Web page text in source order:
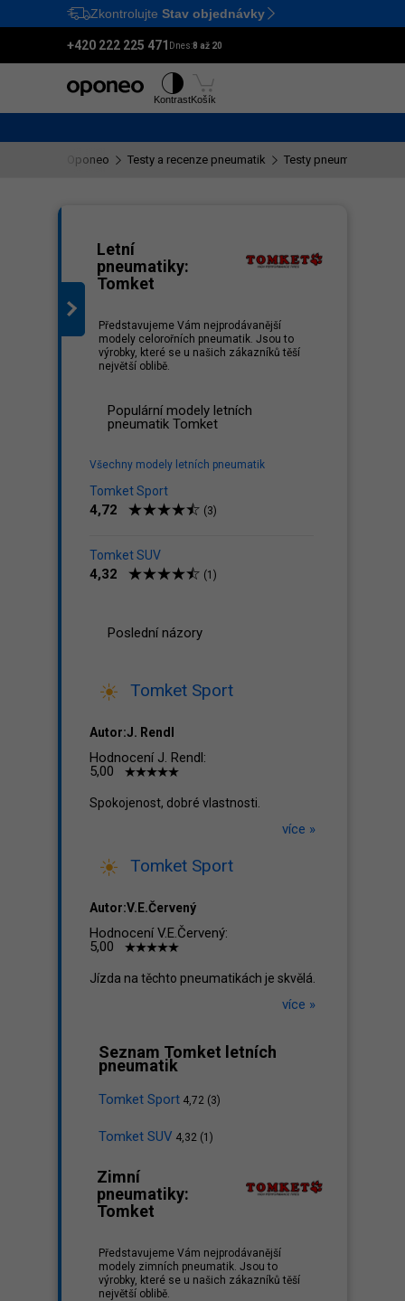
Ctrl M
Zkontrolujte Stav objednávky
+420 222 225 471 Dnes:8 až 20
KontrastKošík
Oponeo Testy a recenze pneumatik Testy pneumatik
Letní
pneumatiky:
Tomket
Představujeme Vám nejprodávanější
modely celorořních pneumatik. Jsou to
výrobky, které se u našich zákazníků těší
největší oblibě.
Populární modely letních
pneumatik Tomket
Všechny modely letních pneumatik
Tomket Sport
4,72 (3)
Tomket SUV
4,32 (1)
Poslední názory
Tomket Sport
Autor:J. Rendl
Hodnocení J. Rendl:
5,00
Spokojenost, dobré vlastnosti.
více »
Tomket Sport
Autor:V.E.Červený
Hodnocení V.E.Červený:
5,00
Jízda na těchto pneumatikách je skvělá.
více »
Seznam Tomket letních
pneumatik
Tomket Sport 4,72 (3)
Tomket SUV 4,32 (1)
Zimní
pneumatiky:
Tomket
Představujeme Vám nejprodávanější
modely zimních pneumatik. Jsou to
výrobky, které se u našich zákazníků těší
největší oblibě.